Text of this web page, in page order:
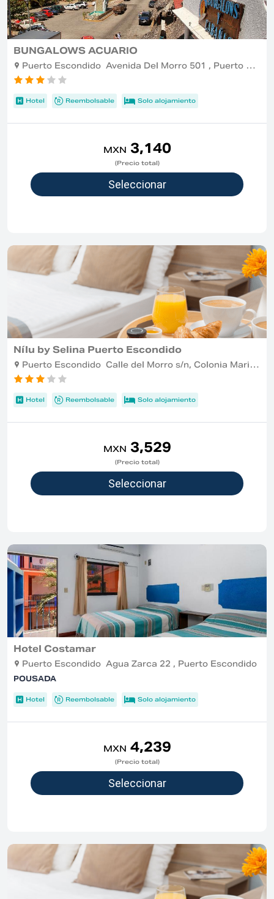
BUNGALOWS ACUARIO
Puerto Escondido Avenida Del Morro 501 , Puerto Escondido
Hotel Reembolsable Solo alojamiento
MXN 3,140
(Precio total)
Nílu by Selina Puerto Escondido
Puerto Escondido Calle del Morro s/n, Colonia Marinero , Puerto Escondido
Hotel Reembolsable Solo alojamiento
MXN 3,529
(Precio total)
Hotel Costamar
Puerto Escondido Agua Zarca 22 , Puerto Escondido
POUSADA
Hotel Reembolsable Solo alojamiento
MXN 4,239
(Precio total)